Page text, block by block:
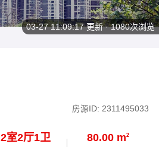
房源ID: 2311495033
2室2厅1卫 80.00 m2
03-27 11:09:17更新 · 1080次浏览